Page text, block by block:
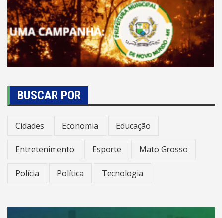
BUSCAR POR
Cidades Economia Educação
Entretenimento Esporte Mato Grosso
Polícia Política Tecnologia